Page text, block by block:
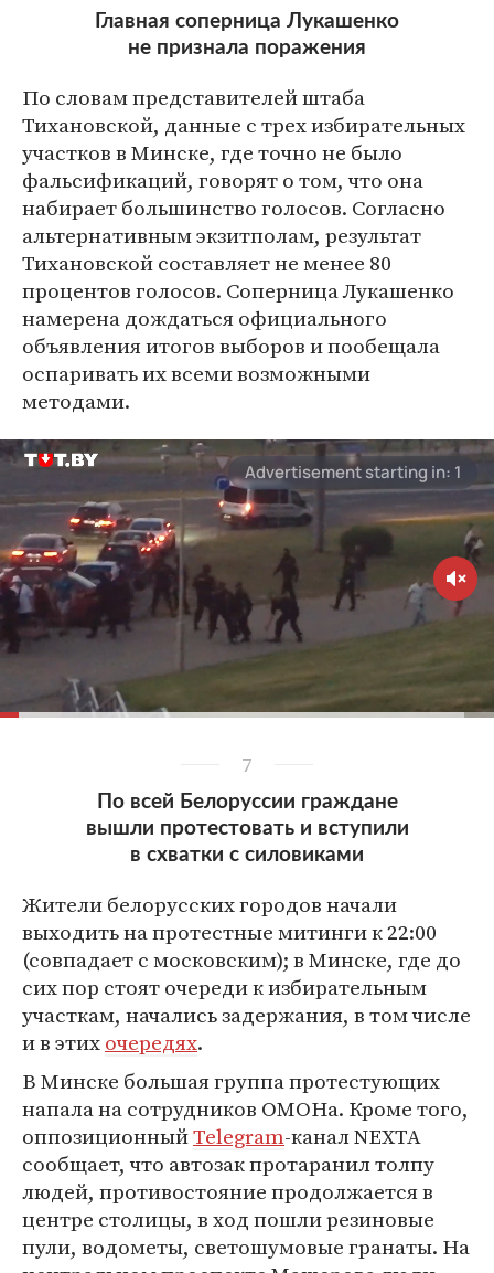
Главная соперница Лукашенко
не признала поражения
По словам представителей штаба
Тихановской, данные с трех избирательных
участков в Минске, где точно не было
фальсификаций, говорят о том, что она
набирает большинство голосов. Согласно
альтернативным экзитполам, результат
Тихановской составляет не менее 80
процентов голосов. Соперница Лукашенко
намерена дождаться официального
объявления итогов выборов и пообещала
оспаривать их всеми возможными
методами.
7
По всей Белоруссии граждане
вышли протестовать и вступили
в схватки с силовиками
Жители белорусских городов начали
выходить на протестные митинги к 22:00
(совпадает с московским); в Минске, где до
сих пор стоят очереди к избирательным
участкам, начались задержания, в том числе
и в этихочередях.
В Минске большая группа протестующих
напала на сотрудников ОМОНа. Кроме того,
оппозиционныйTelegram-канал NEXTA
сообщает, что автозак протаранил толпу
людей, противостояние продолжается в
центре столицы, в ход пошли резиновые
пули, водометы, светошумовые гранаты. На